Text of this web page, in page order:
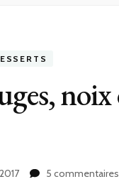
5 commentaires